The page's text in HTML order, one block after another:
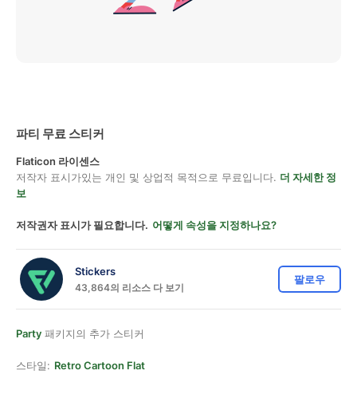
파티 무료 스티커
Flaticon 라이센스
저작자 표시가있는 개인 및 상업적 목적으로 무료입니다. 더 자세한 정
보
저작권자 표시가 필요합니다. 어떻게 속성을 지정하나요?
Stickers
43,864의 리소스 다 보기
팔로우
Party 패키지의 추가 스티커
스타일: Retro Cartoon Flat